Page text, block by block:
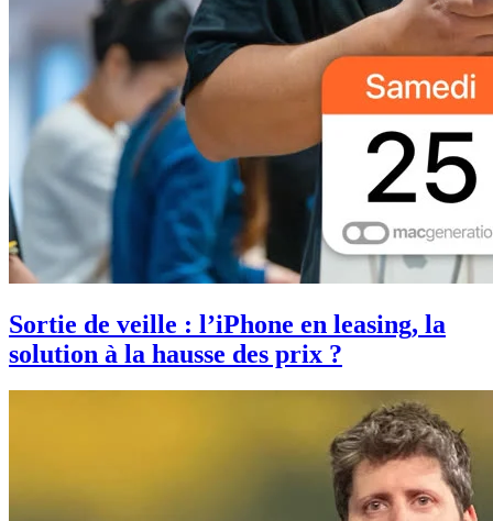
Sortie de veille : l’iPhone en leasing, la
solution à la hausse des prix ?